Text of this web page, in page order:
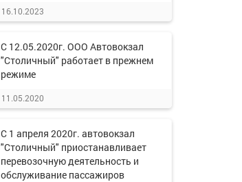
16.10.2023
С 12.05.2020г. ООО Автовокзал
"Столичный" работает в прежнем
режиме
11.05.2020
С 1 апреля 2020г. автовокзал
"Столичный" приостанавливает
перевозочную деятельность и
обслуживание пассажиров